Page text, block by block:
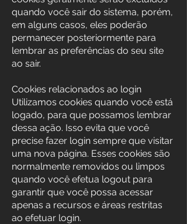
quando você sair do sistema, porém,
em alguns casos, eles poderão
permanecer posteriormente para
lembrar as preferências do seu site
ao sair.
Cookies relacionados ao login
Utilizamos cookies quando você está
logado, para que possamos lembrar
dessa ação. Isso evita que você
precise fazer login sempre que visitar
uma nova página. Esses cookies são
normalmente removidos ou limpos
quando você efetua logout para
garantir que você possa acessar
apenas a recursos e áreas restritas
ao efetuar login.